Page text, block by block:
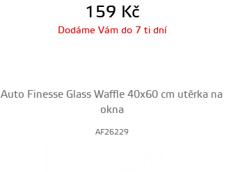
159 Kč
Dodáme Vám do 7 ti dní
Auto Finesse Glass Waffle 40x60 cm utěrka na
okna
AF26229